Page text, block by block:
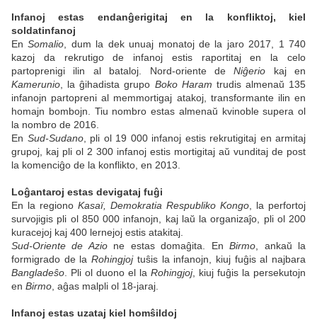
Infanoj estas endanĝerigitaj en la konfliktoj, kiel
soldatinfanoj
EnSomalio , dum la dek unuaj monatoj de la jaro 2017, 1 740
kazoj da rekrutigo de infanoj estis raportitaj en la celo
partoprenigi ilin al bataloj. Nord-oriente deNiĝerio kaj en
Kamerunio , la ĝihadista grupo Boko Haram trudis almenaŭ 135
infanojn partopreni al memmortigaj atakoj, transformante ilin en
homajn bombojn. Tiu nombro estas almenaŭ kvinoble supera ol
la nombro de 2016.
En Sud-Sudano, pli ol 19 000 infanoj estis rekrutigitaj en armitaj
grupoj, kaj pli ol 2 300 infanoj estis mortigitaj aŭ vunditaj de post
la komenciĝo de la konflikto, en 2013.
Loĝantaroj estas devigataj fuĝi
En la regiono Kasaï, Demokratia Respubliko Kongo , la perfortoj
survojigis pli ol 850 000 infanojn, kaj laŭ la organizaĵo, pli ol 200
kuracejoj kaj 400 lernejoj estis atakitaj.
Sud-Oriente de Azione estas domaĝita. EnBirmo , ankaŭ la
formigrado de laRohingjojtuŝis la infanojn, kiuj fuĝis al najbara
Bangladeŝo . Pli ol duono el la Rohingjoj, kiuj fuĝis la persekutojn
en Birmo , aĝas malpli ol 18-jaraj.
Infanoj estas uzataj kiel homŝildoj